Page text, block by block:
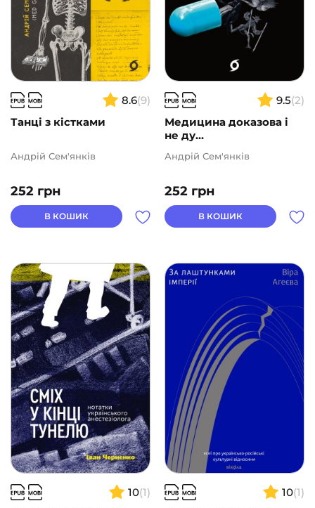
8.6(9)
Танці з кістками
252 грн
Андрій Сем'янків
В КОШИК
9.5(2)
Медицина доказова і
не ду...
252 грн
Андрій Сем'янків
В КОШИК
10(1)
10(1)